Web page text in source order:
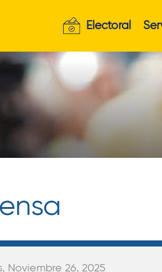
Electoral
Noviembre 26, 2025